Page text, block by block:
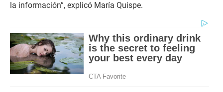
la información”, explicó María Quispe.